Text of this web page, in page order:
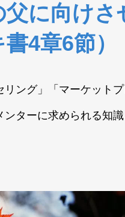
に向けさ
書4章6節）
ング」「マーケット
ターに求められる知